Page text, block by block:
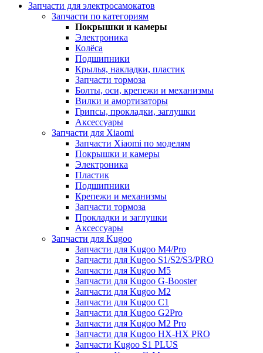
Запчасти для электросамокатов
Запчасти по категориям
Покрышки и камеры
Электроника
Колёса
Подшипники
Крылья, накладки, пластик
Запчасти тормоза
Болты, оси, крепежи и механизмы
Вилки и амортизаторы
Грипсы, прокладки, заглушки
Аксессуары
Запчасти для Xiaomi
Запчасти Xiaomi по моделям
Покрышки и камеры
Электроника
Пластик
Подшипники
Крепежи и механизмы
Запчасти тормоза
Прокладки и заглушки
Аксессуары
Запчасти для Kugoo
Запчасти для Kugoo M4/Pro
Запчасти для Kugoo S1/S2/S3/PRO
Запчасти для Kugoo M5
Запчасти для Kugoo G-Booster
Запчасти для Kugoo M2
Запчасти для Kugoo C1
Запчасти для Kugoo G2Pro
Запчасти для Kugoo M2 Pro
Запчасти для Kugoo HX-HX PRO
Запчасти Kugoo S1 PLUS